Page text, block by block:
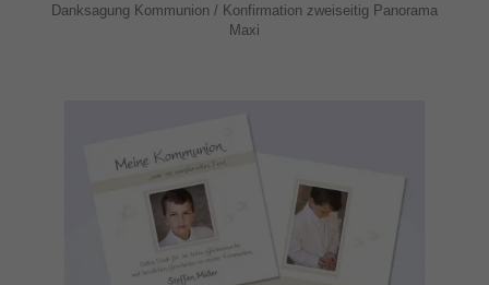
Danksagung Kommunion / Konfirmation zweiseitig Panorama
Maxi